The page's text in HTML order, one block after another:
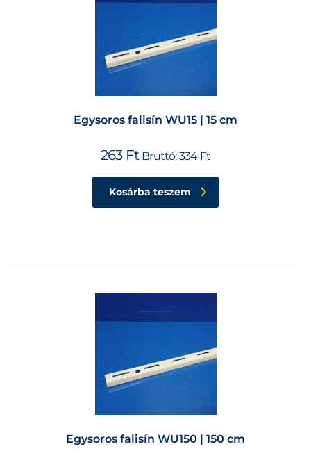
Egysoros falisín WU15 | 15 cm
263 Ft Bruttó:334 Ft
Kosárba teszem
Egysoros falisín WU150 | 150 cm